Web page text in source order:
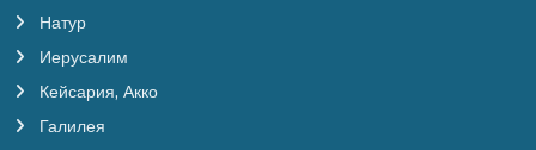
Натур
Иерусалим
Кейсария, Акко
Галилея